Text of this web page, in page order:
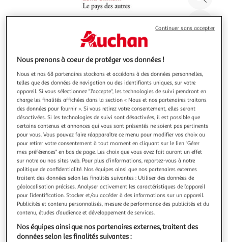
d'aide
à
LE PAYS DES AUTRES TOME 1 : LA GUERRE, LA
GUERRE, LA GUERRE, Slimani Leïla
Ici, c'est comme ça. Cette phrase, elle l'entendrait souvent.
A cet instant précis, elle comprit qu'elle était une
étrangère, une femme, une épouse, un être à la merci des
autres . En 1944, Mathilde tombe amoureuse d'Amine, un
Marocain venu combattre dans l'armée française. Rêvant
de quitter son
En savoir +
Vendu par GpasPlus
Livraison dès 6/7 jours
3,00€
Nous prenons à coeur de protéger vos données !
Nous et nos 68 partenaires stockons et accédons à des données personnelles,
telles que des données de navigation ou des identifiants uniques, sur votre
appareil. Si vous sélectionnez "J'accepte", les technologies de suivi prendront en
charge les finalités affichées dans la section « Nous et nos partenaires traitons
des données pour fournir ». Si vous retirez votre consentement, elles seront
désactivées. Si les technologies de suivi sont désactivées, il est possible que
certains contenus et annonces qui vous sont présentés ne soient pas pertinents
pour vous. Vous pouvez faire réapparaître ce menu pour modifier vos choix ou
pour retirer votre consentement à tout moment en cliquant sur le lien "Gérer
mes préférences" en bas de page. Les choix que vous avez fait auront un effet
sur notre ou nos sites web. Pour plus d’informations, reportez-vous à notre
politique de confidentialité. Nos équipes ainsi que nos partenaires externes
traitent des données selon les finalités suivantes : Utiliser des données de
géolocalisation précises. Analyser activement les caractéristiques de l’appareil
pour l’identification. Stocker et/ou accéder à des informations sur un appareil.
Publicités et contenu personnalisés, mesure de performance des publicités et du
contenu, études d’audience et développement de services.
Nos équipes ainsi que nos partenaires externes, traitent des
données selon les finalités suivantes :
Continuer sans accepter